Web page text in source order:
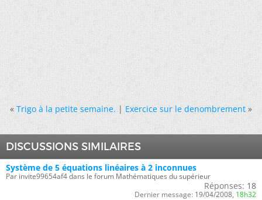
« Trigo à la petite semaine.|Exercice sur le denombrement »
DISCUSSIONS SIMILAIRES
Système de 5 équations linéaires à 2 inconnues
Par invite99654af4 dans le forum Mathématiques du supérieur
Réponses: 18
Dernier message: 19/04/2008, 18h32